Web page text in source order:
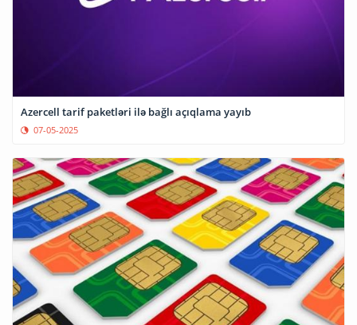
Azercell tarif paketləri ilə bağlı açıqlama yayıb
07-05-2025